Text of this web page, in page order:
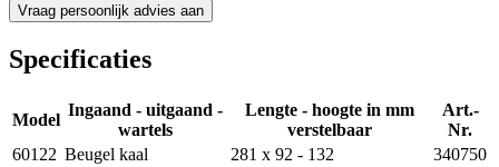
Specificaties
Model
Ingaand - uitgaand -
wartels
Lengte - hoogte in mm
verstelbaar
Art.-
Nr.
60122 Beugel kaal 281 x 92 - 132 340750